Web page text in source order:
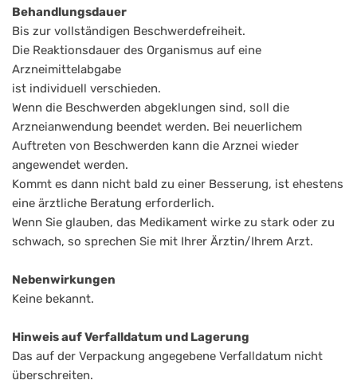
Behandlungsdauer
Bis zur vollständigen Beschwerdefreiheit.
Die Reaktionsdauer des Organismus auf eine
Arzneimittelabgabe
ist individuell verschieden.
Wenn die Beschwerden abgeklungen sind, soll die
Arzneianwendung beendet werden. Bei neuerlichem
Auftreten von Beschwerden kann die Arznei wieder
angewendet werden.
Kommt es dann nicht bald zu einer Besserung, ist ehestens
eine ärztliche Beratung erforderlich.
Wenn Sie glauben, das Medikament wirke zu stark oder zu
schwach, so sprechen Sie mit Ihrer Ärztin/Ihrem Arzt.
Nebenwirkungen
Keine bekannt.
Hinweis auf Verfalldatum und Lagerung
Das auf der Verpackung angegebene Verfalldatum nicht
überschreiten.